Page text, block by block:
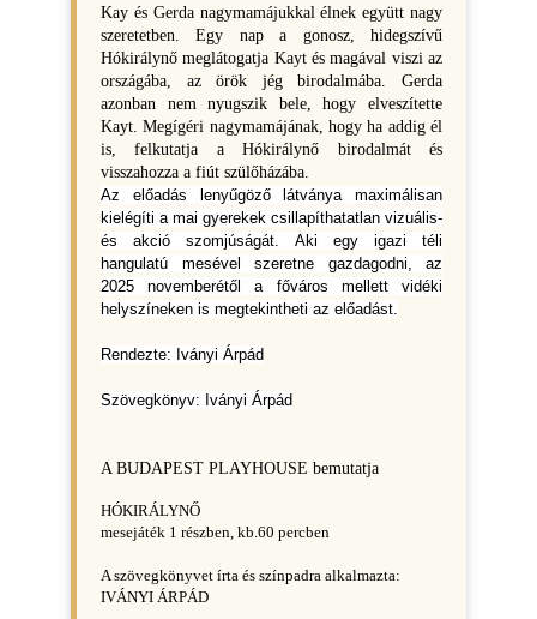
Kay és Gerda nagymamájukkal élnek együtt nagy
szeretetben. Egy nap a gonosz, hidegszívű
Hókirálynő meglátogatja Kayt és magával viszi az
országába, az örök jég birodalmába. Gerda
azonban nem nyugszik bele, hogy elveszítette
Kayt. Megígéri nagymamájának, hogy ha addig él
is, felkutatja a Hókirálynő birodalmát és
visszahozza a fiút szülőházába.
Az előadás lenyűgöző látványa maximálisan
kielégíti a mai gyerekek csillapíthatatlan vizuális-
és akció szomjúságát. Aki egy igazi téli
hangulatú mesével szeretne gazdagodni, az
2025 novemberétől a főváros mellett vidéki
helyszíneken is megtekintheti az előadást.
Rendezte: Iványi Árpád
Szövegkönyv: Iványi Árpád
A BUDAPEST PLAYHOUSE bemutatja
HÓKIRÁLYNŐ
mesejáték 1 részben, kb.60 percben
A szövegkönyvet írta és színpadra alkalmazta:
IVÁNYI ÁRPÁD